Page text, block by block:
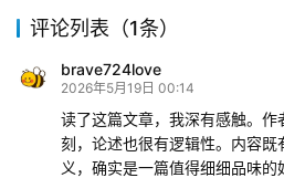
评论列表（1条）
brave724love
2026年5月19日 00:14
读了这篇文章，我深有感触。
刻，论述也很有逻辑性。内容
义，确实是一篇值得细细品味